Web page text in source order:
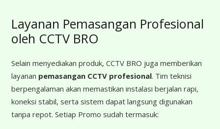
Layanan Pemasangan Profesional
oleh CCTV BRO
Selain menyediakan produk, CCTV BRO juga memberikan
layanan pemasangan CCTV profesional. Tim teknisi
berpengalaman akan memastikan instalasi berjalan rapi,
koneksi stabil, serta sistem dapat langsung digunakan
tanpa repot. Setiap Promo sudah termasuk: